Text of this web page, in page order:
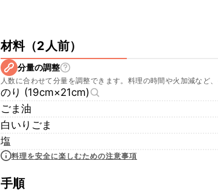
材料（2人前）
分量の調整
人数に合わせて分量を調整できます。料理の時間や火加減など
のり (19cm×21cm)
ごま油
白いりごま
塩
料理を安全に楽しむための注意事項
手順